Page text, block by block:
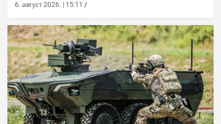
6. август 2026. | 15:11